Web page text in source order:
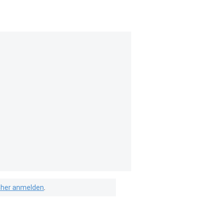
anmelden